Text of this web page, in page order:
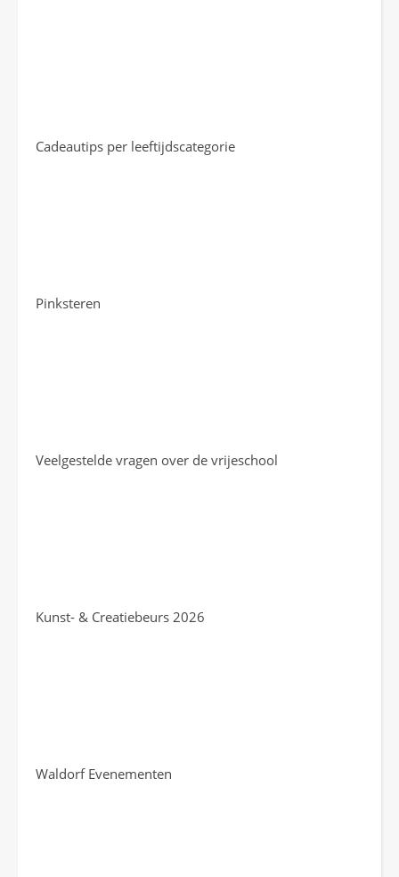
Cadeautips per leeftijdscategorie
Pinksteren
Veelgestelde vragen over de vrijeschool
Kunst- & Creatiebeurs 2026
Waldorf Evenementen